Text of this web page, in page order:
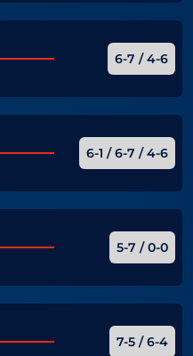
6-7 / 4-6
6-1 / 6-7 / 4-6
5-7 / 0-0
7-5 / 6-4